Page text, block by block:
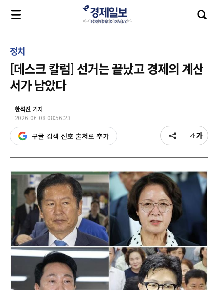
정치
[데스크 칼럼] 선거는 끝났고 경제의 계산
서가 남았다
한석진 기자
2026-06-08 08:56:23
구글 검색 선호 출처로 추가